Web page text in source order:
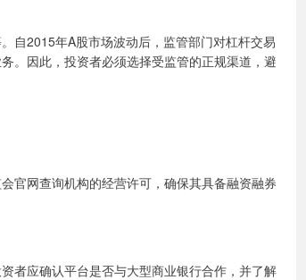
自2015年A股市场波动后，监管部门对杠杆交易
。因此，投资者必须选择受监管的正规渠道，避
官网查询机构的经营许可，确保其具备融资融券
者应确认平台是否与大型商业银行合作，并了解